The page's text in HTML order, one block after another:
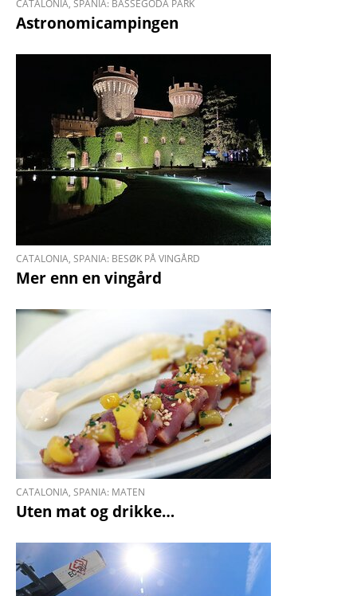
CATALONIA, SPANIA: BASSEGODA PARK
Astronomicampingen
CATALONIA, SPANIA: BESØK PÅ VINGÅRD
Mer enn en vingård
CATALONIA, SPANIA: MATEN
Uten mat og drikke…